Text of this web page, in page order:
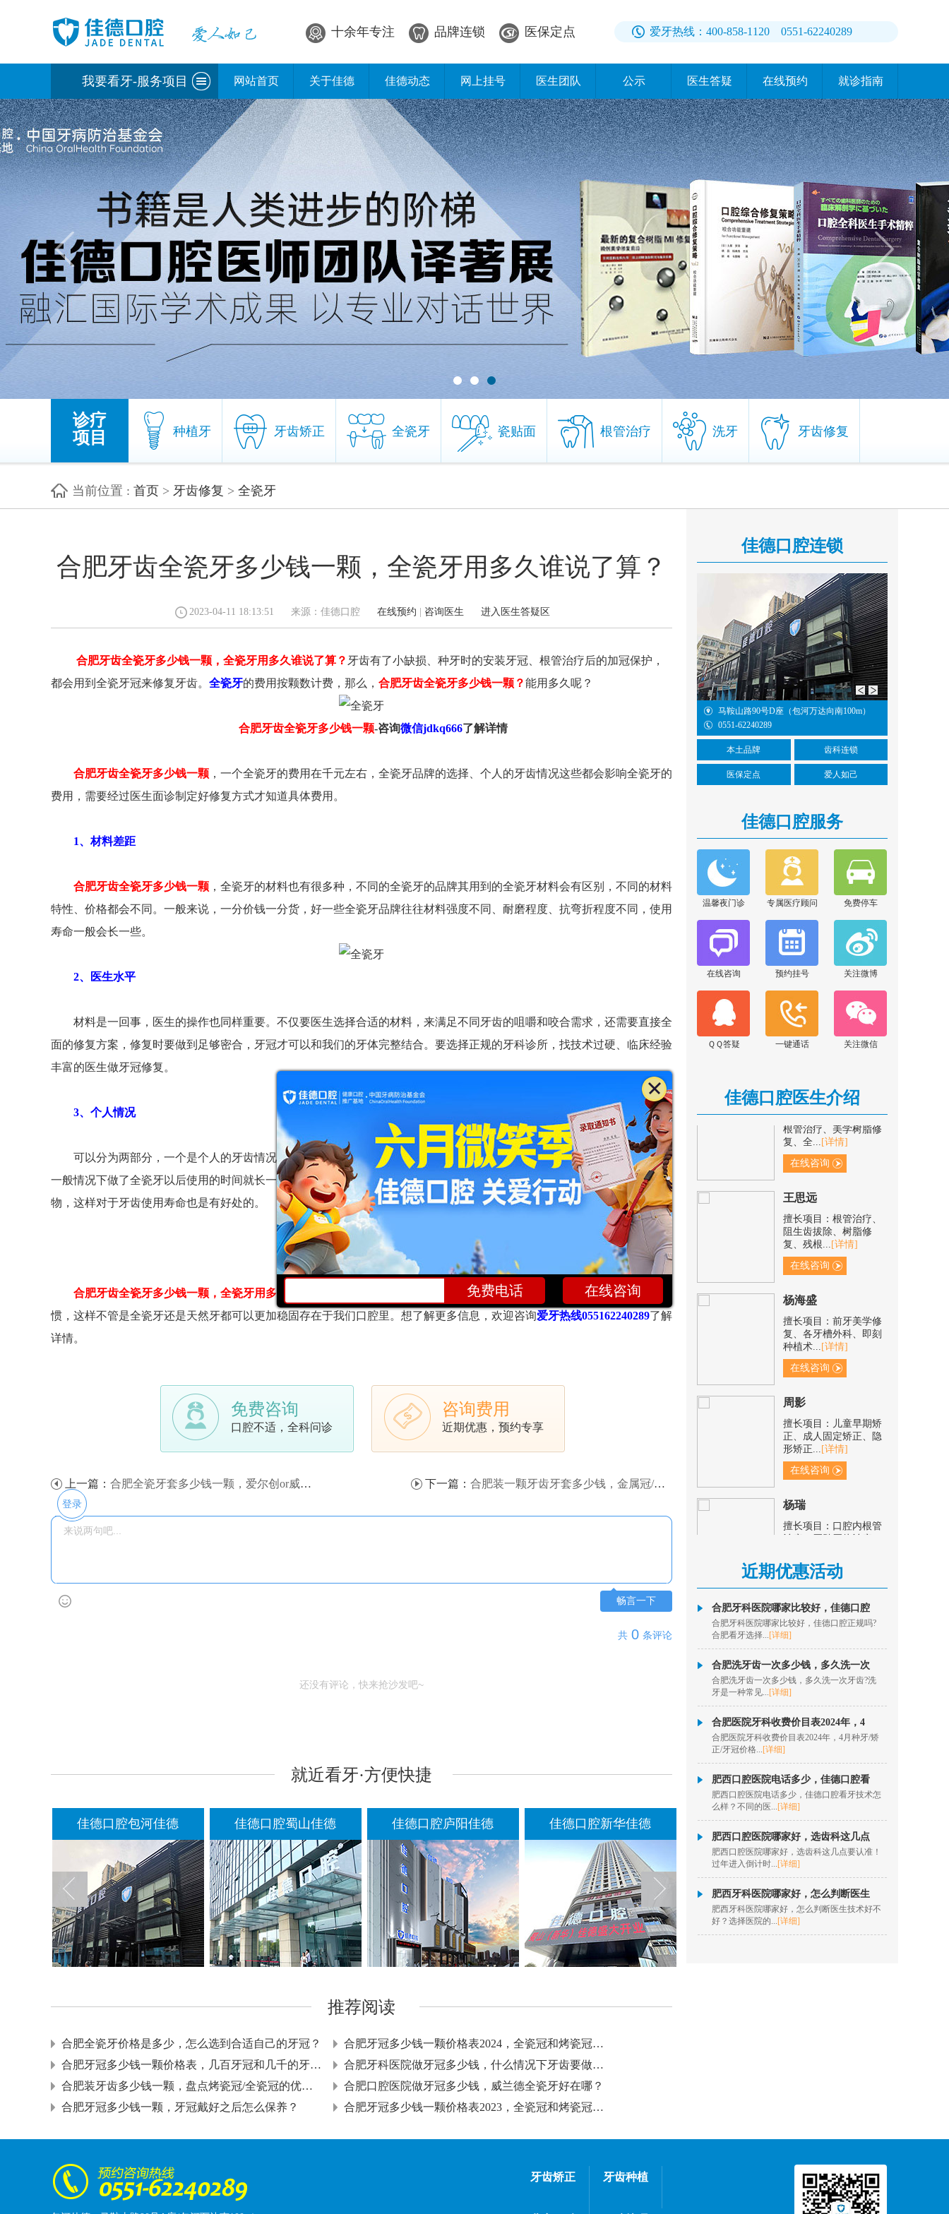
十余年专注 品牌连锁 医保定点 爱牙热线：400-858-1120 0551-62240289
我要看牙-服务项目 网站首页 关于佳德 佳德动态 网上挂号 医生团队 公示 医生答疑 在线预约 就诊指南
诊疗
项目
种植牙
种植牙
牙齿矫正 全瓷牙 瓷贴面 根管治疗 洗牙 牙齿修复
当前位置 : 首页 > 牙齿修复 > 全瓷牙
合肥牙齿全瓷牙多少钱一颗，全瓷牙用多久谁说了算？
2023-04-11 18:13:51 来源：佳德口腔 在线预约 咨询医生 进入医生答疑区
合肥牙齿全瓷牙多少钱一颗，全瓷牙用多久谁说了算？ 牙齿有了小缺损、种牙时的安装牙冠、根管治疗后的加冠保护，
都会用到全瓷牙冠来修复牙齿。 全瓷牙的费用按颗数计费，那么， 合肥牙齿全瓷牙多少钱一颗？能用多久呢？
合肥牙齿全瓷牙多少钱一颗-咨询微信jdkq666了解详情
合肥牙齿全瓷牙多少钱一颗 ，一个全瓷牙的费用在千元左右，全瓷牙品牌的选择、个人的牙齿情况这些都会影响全瓷牙的
费用，需要经过医生面诊制定好修复方式才知道具体费用。
1、材料差距
合肥牙齿全瓷牙多少钱一颗 ，全瓷牙的材料也有很多种，不同的全瓷牙的品牌其用到的全瓷牙材料会有区别，不同的材料
特性、价格都会不同。一般来说，一分价钱一分货，好一些全瓷牙品牌往往材料强度不同、耐磨程度、抗弯折程度不同，使用
寿命一般会长一些。
2、医生水平
材料是一回事，医生的操作也同样重要。不仅要医生选择合适的材料，来满足不同牙齿的咀嚼和咬合需求，还需要直接全
面的修复方案，修复时要做到足够密合，牙冠才可以和我们的牙体完整结合。要选择正规的牙科诊所，找技术过硬、临床经验
丰富的医生做牙冠修复。
3、个人情况
可以分为两部分，一个是个人的牙齿情况，另一个是后续的保养情况。如果需求者本身牙齿是属于那种缺损少炎症小的，
一般情况下做了全瓷牙以后使用的时间就长一些。做完牙冠之后能够爱惜使用、定期复查、做好日常清洁、不大力度啃咬硬
物，这样对于牙齿使用寿命也是有好处的。
咨询了解更多详情
合肥牙齿全瓷牙多少钱一颗，全瓷牙用多久谁说了算？
关注牙齿健康不是一时的，需要我们保持良好的清洁习惯和咀嚼习
惯，这样不管是全瓷牙还是天然牙都可以更加稳固存在于我们口腔里。想了解更多信息，欢迎咨询爱牙热线055162240289了解
详情。
免费咨询
口腔不适，全科问诊
咨询费用
近期优惠，预约专享
上一篇： 合肥全瓷牙套多少钱一颗，爱尔创or威兰德全瓷牙哪个好？ 下一篇： 合肥装一颗牙齿牙套多少钱，金属冠/烤瓷冠/全瓷冠选哪种？
登录
畅言一下
共 0 条评论
还没有评论，快来抢沙发吧~
就近看牙·方便快捷
佳德口腔蜀山佳德 佳德口腔庐阳佳德 佳德口腔新华佳德 佳德口腔肥西佳德 佳德口腔阜阳佳德
推荐阅读
合肥全瓷牙价格是多少，怎么选到合适自己的牙冠？
合肥牙冠多少钱一颗价格表2024，全瓷冠和烤瓷冠哪个好？
合肥牙冠多少钱一颗价格表，几百牙冠和几千的牙冠有什么
合肥牙科医院做牙冠多少钱，什么情况下牙齿要做牙冠？
合肥装牙齿多少钱一颗，盘点烤瓷冠/全瓷冠的优缺点！
合肥口腔医院做牙冠多少钱，威兰德全瓷牙好在哪？
合肥牙冠多少钱一颗，牙冠戴好之后怎么保养？
合肥牙冠多少钱一颗价格表2023，全瓷冠和烤瓷冠哪个好？
佳德口腔连锁
望江西路123号（五彩城华润置地1楼）
0551-62240289
本土品牌 齿科连锁
医保定点 爱人如己
佳德口腔服务
温馨夜门诊 专属医疗顾问 免费停车
在线咨询 预约挂号 关注微博
ＱＱ答疑 一键通话 关注微信
佳德口腔医生介绍
的修复...[详情]
在线咨询
张晓云
擅长项目：显微根管治
疗、前后牙美学修复、
阻生牙...
[详情]
在线咨询
范青青
擅长项目：根管治疗、
树脂补牙、冠修复、烂
牙/残...
在线咨询
擅长项目：全科项目、
根管治疗、美学树脂修
复、全...[详情]
在线咨询
擅长项目：根管治疗、
阻生齿拔除、树脂修
复、残根...[详情]
在线咨询
擅长项目：前牙美学修
复、各牙槽外科、即刻
种植术...[详情]
在线咨询
擅长项目：儿童早期矫
正、成人固定矫正、隐
形矫正... [详情]
在线咨询
擅长项目：口腔内根管
治疗、牙髓牙体治疗、
松动牙...[详情]
秦历
擅长项目：半口、全口
数字化种植、即拔即
种、疑难...
在线咨询
欧阳昌
擅长项目：数字化隐形
正畸、牙齿美学正畸、
固定矫...[详情]
在线咨询
洪菲
擅长项目：固定矫正、
数字化隐形正畸、儿童
肌功能...[详情]
在线咨询
欧明梅
擅长项目：树脂充填，
根管治疗，全冠修复，
畸、口腔种植、数字化
在线咨询
高忠诚
近期优惠活动
合肥牙科医院哪家比较好，佳德口腔
合肥牙科医院哪家比较好，佳德口腔正规吗?
合肥看牙选择...[详细]
合肥洗牙齿一次多少钱，多久洗一次
合肥洗牙齿一次多少钱，多久洗一次牙齿?洗
牙是一种常见...[详细]
合肥医院牙科收费价目表2024年，4
合肥医院牙科收费价目表2024年，4月种牙/矫
正/牙冠价格...[详细]
肥西口腔医院电话多少，佳德口腔看
肥西口腔医院电话多少，佳德口腔看牙技术怎
么样？不同的医...[详细]
肥西口腔医院哪家好，选齿科这几点
肥西口腔医院哪家好，选齿科这几点要认准！
过年进入倒计时...[详细]
肥西牙科医院哪家好，怎么判断医生
肥西牙科医院哪家好，怎么判断医生技术好不
好？选择医院的...[详细]
在线咨询
牙齿矫正 牙齿种植